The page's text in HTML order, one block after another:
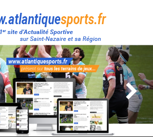
Atlantique
Sport